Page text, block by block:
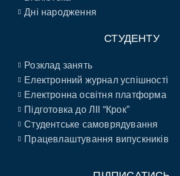
Дні народження
СТУДЕНТУ
Розклад занять
Електронний журнал успішності
Електронна освітня платформа
Підготовка до ЛІІ “Крок”
Студентське самоврядування
Працевлаштування випускників